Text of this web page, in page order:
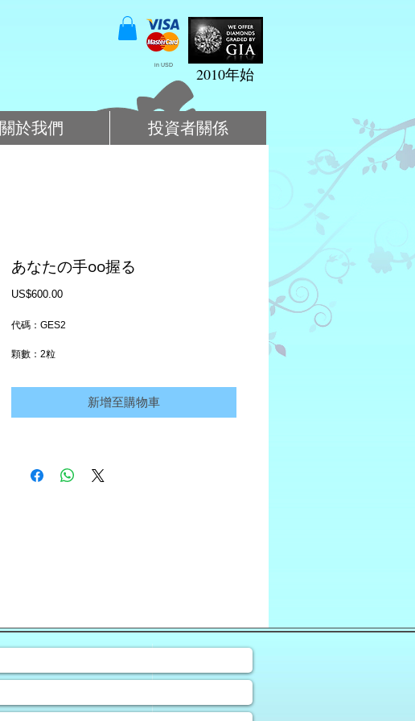
in USD 2010年始
關於我們 投資者關係
あなたの手oo握る
US$600.00價
代碼：GES2
顆數：2粒
新增至購物車
❀ ❀